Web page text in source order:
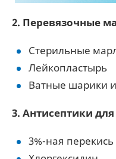
2. Перевязочные
Стерильные
Лейкопластырь
Ватные шарики
3. Антисептики
3%-ная